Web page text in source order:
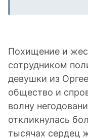
Похищение и
сотрудником
девушки из
общество и
волну
откликнулась
тысячах сердец